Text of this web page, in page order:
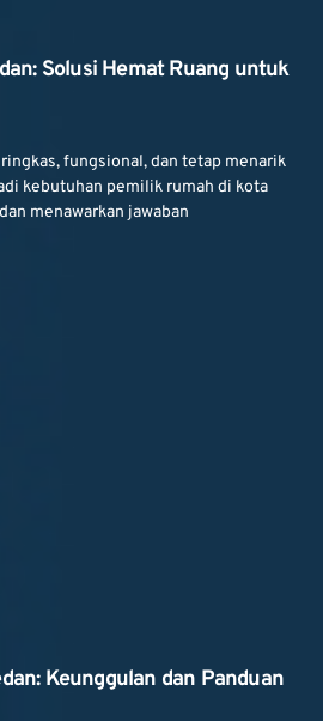
Solusi Hemat Ruang untuk
fungsional, dan tetap menarik
kebutuhan pemilik rumah di kota
menawarkan jawaban
Keunggulan dan Panduan